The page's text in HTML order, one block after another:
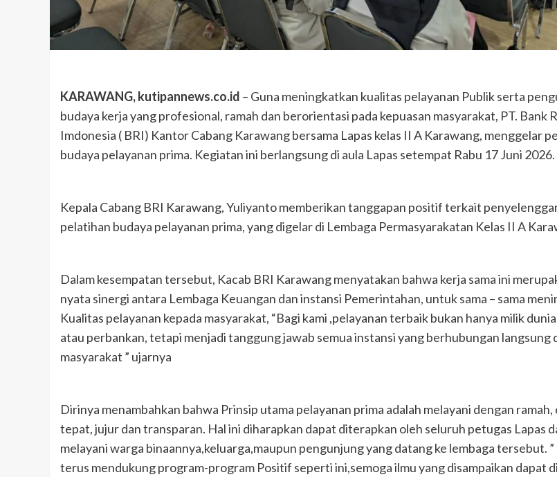
KARAWANG, kutipannews.co.id – Guna meningkatkan kualitas pelayanan Publik serta
budaya kerja yang profesional, ramah dan berorientasi pada kepuasan masyarakat, PT. Bank
Imdonesia ( BRI) Kantor Cabang Karawang bersama Lapas kelas II A Karawang, menggelar
budaya pelayanan prima. Kegiatan ini berlangsung di aula Lapas setempat Rabu 17 Juni 2026.
Kepala Cabang BRI Karawang, Yuliyanto memberikan tanggapan positif terkait
pelatihan budaya pelayanan prima, yang digelar di Lembaga Permasyarakatan Kelas II A
Dalam kesempatan tersebut, Kacab BRI Karawang menyatakan bahwa kerja sama ini
nyata sinergi antara Lembaga Keuangan dan instansi Pemerintahan, untuk sama – sama
Kualitas pelayanan kepada masyarakat, “Bagi kami ,pelayanan terbaik bukan hanya milik
atau perbankan, tetapi menjadi tanggung jawab semua instansi yang berhubungan langsung
masyarakat ” ujarnya
Dirinya menambahkan bahwa Prinsip utama pelayanan prima adalah melayani dengan ramah,
tepat, jujur dan transparan. Hal ini diharapkan dapat diterapkan oleh seluruh petugas Lapas
melayani warga binaannya,keluarga,maupun pengunjung yang datang ke lembaga tersebut. ”
terus mendukung program-program Positif seperti ini,semoga ilmu yang disampaikan dapat